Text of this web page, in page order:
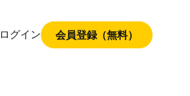
ログイン 会員登録（無料）